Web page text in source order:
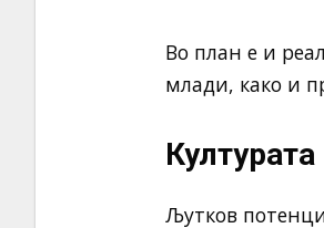
Во план е и
млади, како и
Љутков